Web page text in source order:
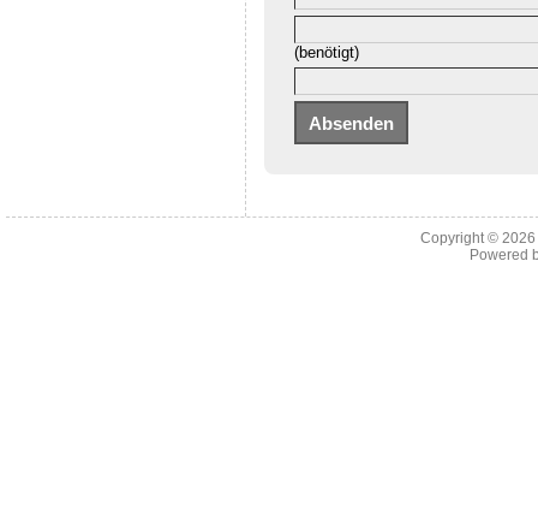
(benötigt)
Copyright ©
Powered